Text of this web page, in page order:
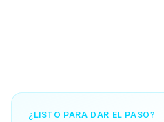
¿LISTO PARA DAR EL PASO?